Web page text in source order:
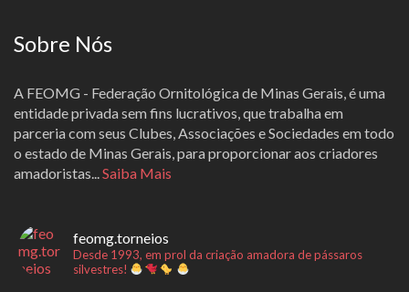
Sobre Nós
A FEOMG - Federação Ornitológica de Minas Gerais, é uma
entidade privada sem fins lucrativos, que trabalha em
parceria com seus Clubes, Associações e Sociedades em todo
o estado de Minas Gerais, para proporcionar aos criadores
amadoristas...Saiba Mais
feomg.torneios
Desde 1993, em prol da criação amadora de pássaros
silvestres!